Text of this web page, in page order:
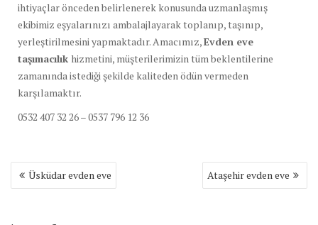
ihtiyaçlar önceden belirlenerek konusunda uzmanlaşmış
ekibimiz eşyalarınızı ambalajlayarak toplanıp, taşınıp,
yerleştirilmesini yapmaktadır. Amacımız,Evden eve
taşımacılık hizmetini, müşterilerimizin tüm beklentilerine
zamanında istediği şekilde kaliteden ödün vermeden
karşılamaktır.
0532 407 32 26 – 0537 796 12 36
Yazı
dolaşımı
Üsküdar evden eve Ataşehir evden eve